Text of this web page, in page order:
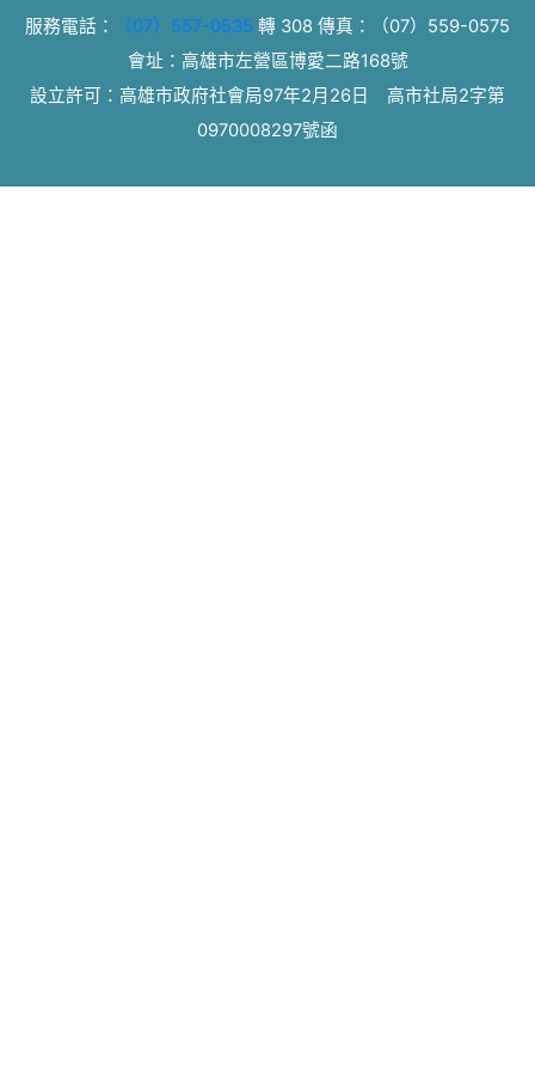
服務電話：
（07）557-0535 轉 308 傳真：
（07）559-0575
會址：高雄市左營區博愛二路168號
設立許可：高雄市政府社會局97年2月26日 高市社局2字第
0970008297號函